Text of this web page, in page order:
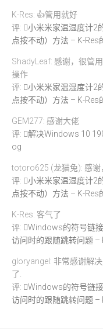
K-Res: 👍管用就好
评:
小米米家温湿度计2
点按不动）方法 – K-Res
ShadyLeaf: 感谢，很管
操作
评:
小米米家温湿度计2
点按不动）方法 – K-Res
GEM277: 感谢大佬
评:
解决Windows 10
og
totoro625 (龙猫兔): 感谢
评:
小米米家温湿度计2
点按不动）方法 – K-Res
K-Res: 客气了
评:
Windows的符号链
访问时的跟随跳转问题 –
gloryangel: 非常感谢解
了.
评:
Windows的符号链
访问时的跟随跳转问题 –